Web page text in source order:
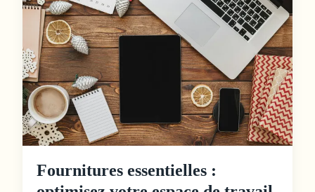
Fournitures essentielles :